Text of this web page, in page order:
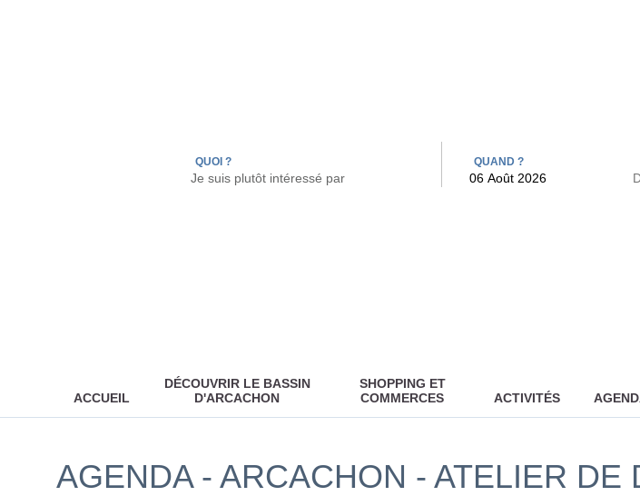
QUOI ? QUAND ?
ACCUEIL
DÉCOUVRIR LE BASSIN
D'ARCACHON
SHOPPING ET
COMMERCES
ACTIVITÉS
AGENDA - ARCACHON - ATELIER